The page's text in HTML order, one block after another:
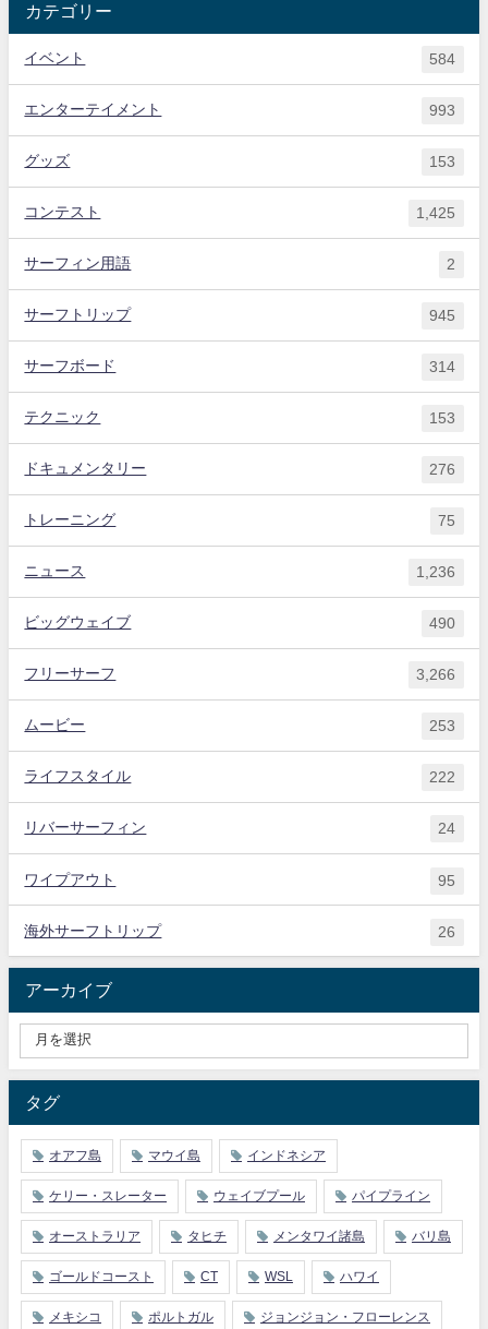
カテゴリー
イベント 584
エンターテイメント 993
グッズ 153
コンテスト 1,425
サーフィン用語 2
サーフトリップ 945
サーフボード 314
テクニック 153
ドキュメンタリー 276
トレーニング 75
ニュース 1,236
ビッグウェイブ 490
フリーサーフ 3,266
ムービー 253
ライフスタイル 222
リバーサーフィン 24
ワイプアウト 95
海外サーフトリップ 26
アーカイブ
タグ
オアフ島 マウイ島 インドネシア
ケリー・スレーター ウェイブプール パイプライン
オーストラリア タヒチ メンタワイ諸島 バリ島
ゴールドコースト CT WSL ハワイ
メキシコ ポルトガル ジョンジョン・フローレンス